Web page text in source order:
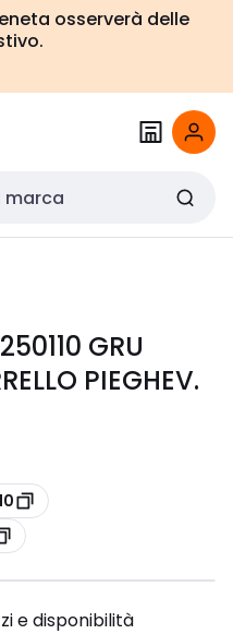
osserverà delle
GRU
PIEGHEV.
e disponibilità